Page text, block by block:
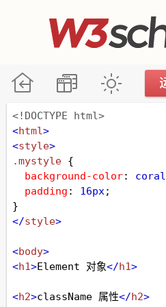
<!DOCTYPE html>
<html>
<style>
.mystyle {
background-color: coral
padding : 16px;
}
</style>
<body>
<h1>Element 对象</h1>
<h2>className 属性</h2>